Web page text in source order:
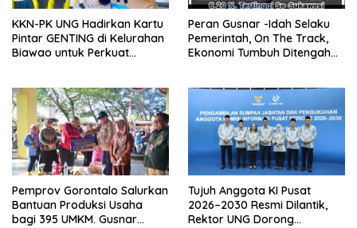
KKN-PK UNG Hadirkan Kartu
Pintar GENTING di Kelurahan
Biawao untuk Perkuat
Peran Gusnar -Idah Selaku
Pemerintah, On The Track,
Ekonomi Tumbuh Ditengah
Pemprov Gorontalo Salurkan
Bantuan Produksi Usaha
bagi 395 UMKM. Gusnar
Tujuh Anggota KI Pusat
2026–2030 Resmi Dilantik,
Rektor UNG Dorong